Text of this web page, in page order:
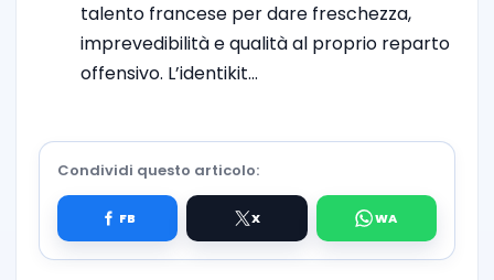
talento francese per dare freschezza,
imprevedibilità e qualità al proprio reparto
offensivo. L’identikit…
Condividi questo articolo: